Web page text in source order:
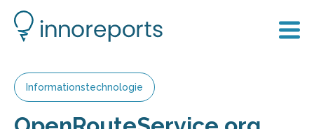
Informationstechnologie